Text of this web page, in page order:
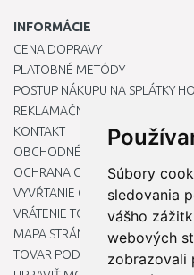
Súbory
sledovania
vášho
webových
zobrazovali
INFORMÁCIE
CENA DOPRAVY
PLATOBNÉ METÓDY
POSTUP NÁKUPU NA SPLÁTKY
REKLAMAČNÝ PORIADOK
KONTAKT
OBCHODNÉ PODMIENKY
OCHRANA OSOBNÝCH ÚDAJOV
VYVŔTANIE OTVORU DO DREZU
VRÁTENIE TOVARU /
MAPA STRÁNOK
TOVAR PODĽA ZNAČIEK